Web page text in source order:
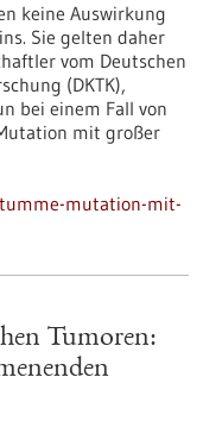
keine Auswirkung
Sie gelten daher
vom Deutschen
(DKTK),
bei einem Fall von
mit großer
mutation-mit-
Tumoren: